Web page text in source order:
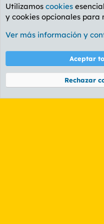
Foro General
Cookies
PL
Términos y
Community platform by XenForo® ©
Utilizamos cookies
y cookies opcionales para
Ver más información y
Aceptar
Rechazar